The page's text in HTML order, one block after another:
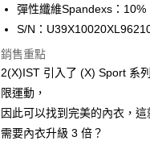
國泰世華商業銀行
臺灣中小企業銀行
匯豐（台灣）商業銀行
聯邦商業銀行
玉山商業銀行
台新國際商業銀行
台灣樂天信用卡公司
Apple Pay
街口支付
悠遊付
全盈+PAY
彈性纖維Spandexs：10%
S/N：
銷售重點
2(X)IST 引入了 (X) Sport 系
限運動，
因此可以找到完美的內衣，
需要內衣升級 3 倍？